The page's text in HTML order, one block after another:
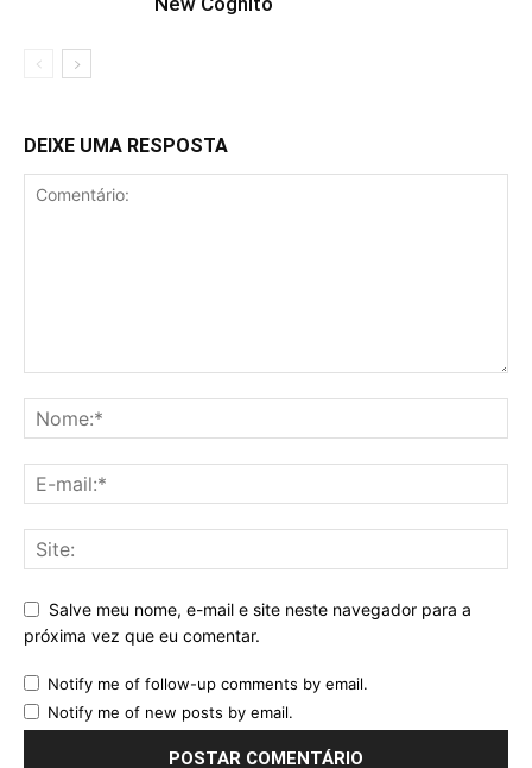
DEIXE UMA RESPOSTA
Salve meu nome, e-mail e site neste navegador para a
próxima vez que eu comentar.
Notify me of follow-up comments by email.
Notify me of new posts by email.